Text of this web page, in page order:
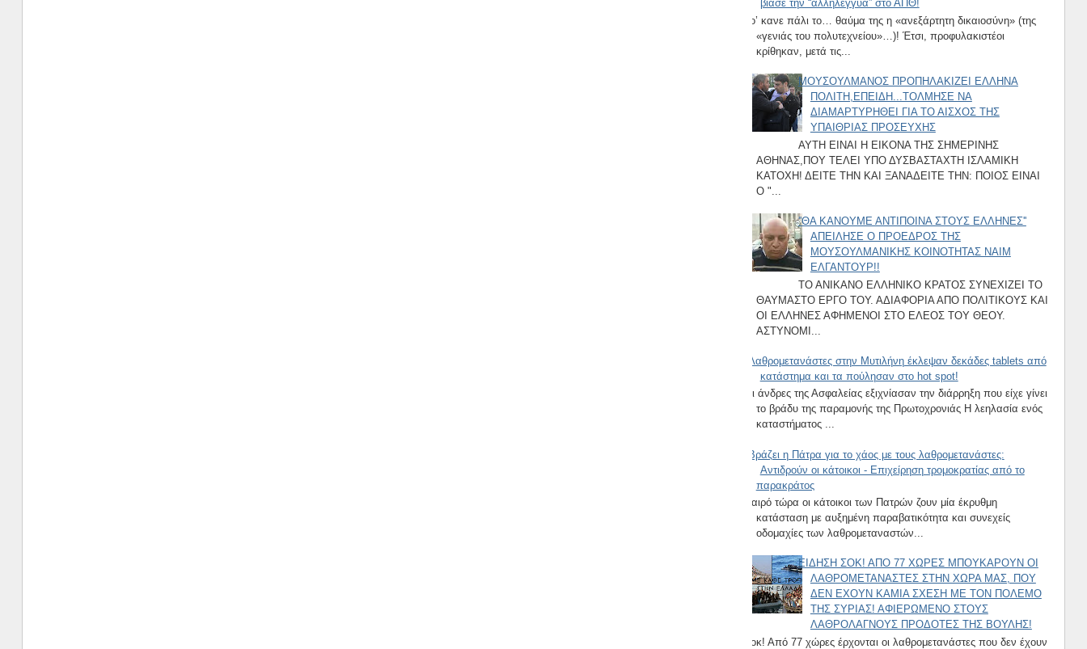
βίασε την “αλληλέγγυα” στο ΑΠΘ!
Το’ κανε πάλι το… θαύμα της η «ανεξάρτητη δικαιοσύνη» (της
«γενιάς του πολυτεχνείου»…)! Έτσι, προφυλακιστέοι
κρίθηκαν, μετά τις...
ΜΟΥΣΟΥΛΜΑΝΟΣ ΠΡΟΠΗΛΑΚΙΖΕΙ ΕΛΛΗΝΑ
ΠΟΛΙΤΗ,ΕΠΕΙΔΗ...ΤΟΛΜΗΣΕ ΝΑ
ΔΙΑΜΑΡΤΥΡΗΘΕΙ ΓΙΑ ΤΟ ΑΙΣΧΟΣ ΤΗΣ
ΥΠΑΙΘΡΙΑΣ ΠΡΟΣΕΥΧΗΣ
ΑΥΤΗ ΕΙΝΑΙ Η ΕΙΚΟΝΑ ΤΗΣ ΣΗΜΕΡΙΝΗΣ
ΑΘΗΝΑΣ,ΠΟΥ ΤΕΛΕΙ ΥΠΟ ΔΥΣΒΑΣΤΑΧΤΗ ΙΣΛΑΜΙΚΗ
ΚΑΤΟΧΗ! ΔΕΙΤΕ ΤΗΝ ΚΑΙ ΞΑΝΑΔΕΙΤΕ ΤΗΝ: ΠΟΙΟΣ ΕΙΝΑΙ
Ο "...
''ΘΑ ΚΑΝΟΥΜΕ ΑΝΤΙΠΟΙΝΑ ΣΤΟΥΣ ΕΛΛΗΝΕΣ''
ΑΠΕΙΛΗΣΕ Ο ΠΡΟΕΔΡΟΣ ΤΗΣ
ΜΟΥΣΟΥΛΜΑΝΙΚΗΣ ΚΟΙΝΟΤΗΤΑΣ ΝΑΙΜ
ΕΛΓΑΝΤΟΥΡ!!
ΤΟ ΑΝΙΚΑΝΟ ΕΛΛΗΝΙΚΟ ΚΡΑΤΟΣ ΣΥΝΕΧΙΖΕΙ ΤΟ
ΘΑΥΜΑΣΤΟ ΕΡΓΟ ΤΟΥ. ΑΔΙΑΦΟΡΙΑ ΑΠΟ ΠΟΛΙΤΙΚΟΥΣ ΚΑΙ
ΟΙ ΕΛΛΗΝΕΣ ΑΦΗΜΕΝΟΙ ΣΤΟ ΕΛΕΟΣ ΤΟΥ ΘΕΟΥ.
ΑΣΤΥΝΟΜΙ...
Λαθρομετανάστες στην Μυτιλήνη έκλεψαν δεκάδες tablets από
κατάστημα και τα πούλησαν στο hot spot!
Οι άνδρες της Ασφαλείας εξιχνίασαν την διάρρηξη που είχε γίνει
το βράδυ της παραμονής της Πρωτοχρονιάς Η λεηλασία ενός
καταστήματος ...
Βράζει η Πάτρα για το χάος με τους λαθρομετανάστες:
Αντιδρούν οι κάτοικοι - Επιχείρηση τρομοκρατίας από το
παρακράτος
Καιρό τώρα οι κάτοικοι των Πατρών ζουν μία έκρυθμη
κατάσταση με αυξημένη παραβατικότητα και συνεχείς
οδομαχίες των λαθρομεταναστών...
ΕΙΔΗΣΗ ΣΟΚ! ΑΠΟ 77 ΧΩΡΕΣ ΜΠΟΥΚΑΡΟΥΝ ΟΙ
ΛΑΘΡΟΜΕΤΑΝΑΣΤΕΣ ΣΤΗΝ ΧΩΡΑ ΜΑΣ, ΠΟΥ
ΔΕΝ ΕΧΟΥΝ ΚΑΜΙΑ ΣΧΕΣΗ ΜΕ ΤΟΝ ΠΟΛΕΜΟ
ΤΗΣ ΣΥΡΙΑΣ! ΑΦΙΕΡΩΜΕΝΟ ΣΤΟΥΣ
ΛΑΘΡΟΛΑΓΝΟΥΣ ΠΡΟΔΟΤΕΣ ΤΗΣ ΒΟΥΛΗΣ!
Σοκ! Από 77 χώρες έρχονται οι λαθρομετανάστες που δεν έχουν